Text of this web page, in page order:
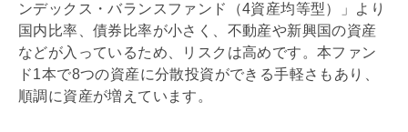
ンデックス・バランスファンド（4資産均等型）」より
国内比率、債券比率が小さく、不動産や新興国の資産
などが入っているため、リスクは高めです。本ファン
ド1本で8つの資産に分散投資ができる手軽さもあり、
順調に資産が増えています。